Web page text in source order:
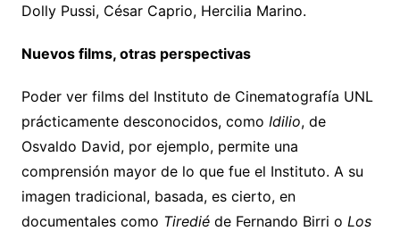
Dolly Pussi, César Caprio, Hercilia Marino.
Nuevos films, otras perspectivas
Poder ver films del Instituto de Cinematografía UNL
prácticamente desconocidos, como Idilio, de
Osvaldo David, por ejemplo, permite una
comprensión mayor de lo que fue el Instituto. A su
imagen tradicional, basada, es cierto, en
documentales como Tirediéde Fernando Birri o Los